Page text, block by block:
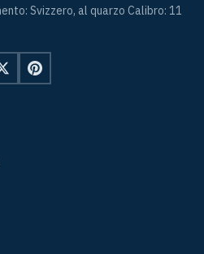
Svizzero, al quarzo Calibro: 11